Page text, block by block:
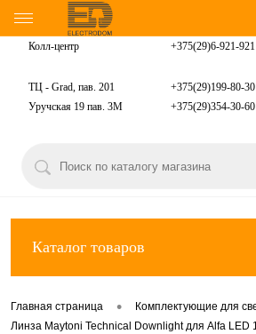
Колл-центр +375(29)6-921-921
ТЦ - Grad, пав. 201 +375(29)199-80-30
Уручская 19 пав. 3М +375(29)354-30-60
Каталог товаров
Главная страница • Комплектующие для
Линза Maytoni Technical Downlight для Alfa LED